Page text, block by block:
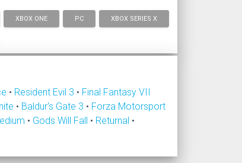
XBOX ONE PC XBOX SERIES X
• Resident Evil 3 • Final Fantasy VII
• Baldur's Gate 3 • Forza Motorsport
• Gods Will Fall • Returnal •